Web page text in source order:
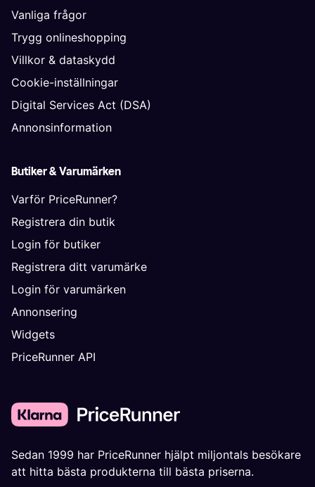
Vanliga frågor
Trygg onlineshopping
Villkor & dataskydd
Cookie-inställningar
Digital Services Act (DSA)
Annonsinformation
Butiker & Varumärken
Varför PriceRunner?
Registrera din butik
Login för butiker
Registrera ditt varumärke
Login för varumärken
Annonsering
Widgets
PriceRunner API
Sedan 1999 har PriceRunner hjälpt miljontals besökare
att hitta bästa produkterna till bästa priserna.